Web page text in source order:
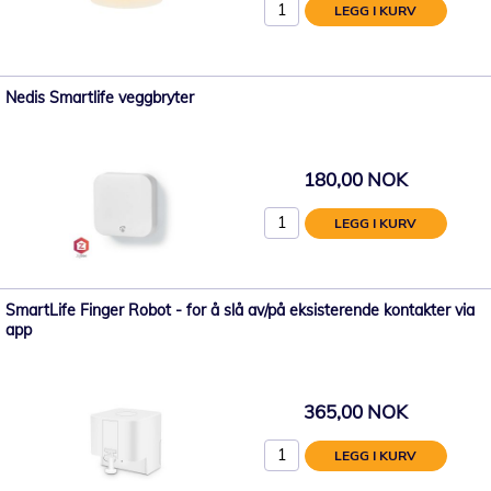
LEGG I KURV
Nedis Smartlife veggbryter
180,00 NOK
LEGG I KURV
SmartLife Finger Robot - for å slå av/på eksisterende kontakter via
app
365,00 NOK
LEGG I KURV